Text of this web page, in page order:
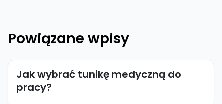
Powiązane wpisy
Jak wybrać tunikę medyczną do
pracy?